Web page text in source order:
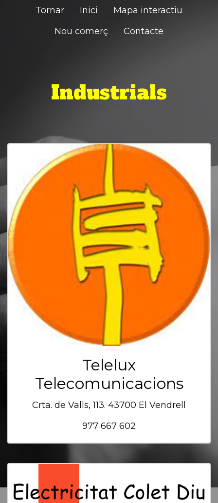
Tornar Inici
Mapa interactiu
Nou comerç
Contacte
Industrials
Telelux
Telecomunicacions
Crta. de Valls, 113. 43700 El Vendrell
977 667 602